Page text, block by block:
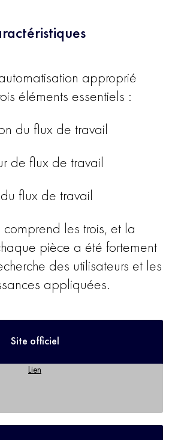
approprié
éléments essentiels :
du flux de travail
de flux de travail
flux de travail
comprend les trois, et la
pièce a été fortement
des utilisateurs et les
appliquées.
Site officiel
Lien